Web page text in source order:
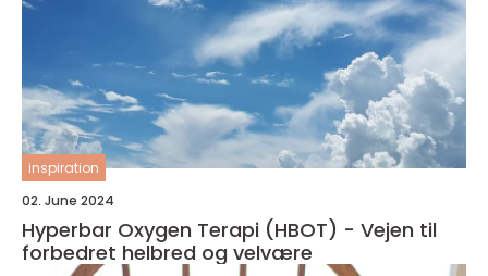
inspiration
02. June 2024
Hyperbar Oxygen Terapi (HBOT) - Vejen til
forbedret helbred og velvære